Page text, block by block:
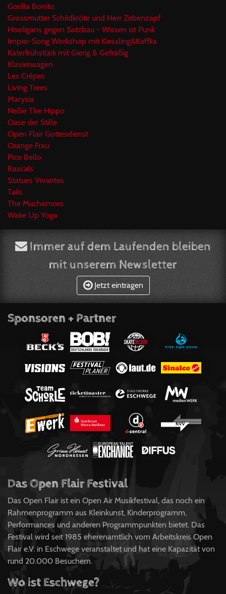
Gorilla Bonito
Grossmutter Schildkröte und Herr Zirbenzapf
Hooligans gegen Satzbau - Wissen ist Punk
Impro-Song Workshop mit Kiessling&Kaffka
Katerfrühstück mit Gierig & Gefräßig
Klavierwagen
Les Crêpes
Living Trees
Marysia
Nellie The Hippo
Oase der Stille
Open Flair Gottesdienst
Orange Frau
Pico Bello
Rascals
Statues Vivantes
Tails
The Muchomors
Wake Up Yoga
Immer auf dem Laufenden bleiben
mit unserem Newsletter
Jetzt eintragen
Sponsoren + Partner
Das Open Flair Festival
Das Open Flair ist ein Open Air Musikfestival, das noch ein
Rahmenprogramm aus Kleinkunst, Kinderprogramm,
Performances und anderen Programmpunkten bietet. Das
Festival wird seit 1985 eherenamtlich vom Arbeitskreis Open
Flair e.V. in Eschwege veranstaltet und hat eine Kapazität von
rund 20.000 Besuchern.
Wo ist Eschwege?